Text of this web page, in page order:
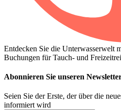
Entdecken Sie die Unterwasserwelt
Buchungen für Tauch- und
Abonnieren Sie unseren
Seien Sie der Erste, der über die
informiert wird